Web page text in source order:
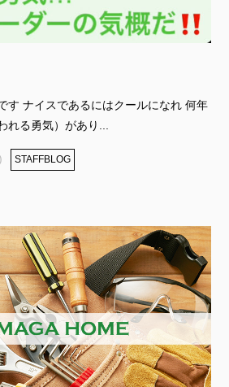
す ナイスであるにはクールになれ 何年
れる勇気）があり...
STAFFBLOG